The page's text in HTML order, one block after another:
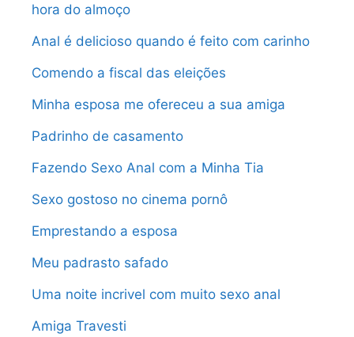
hora do almoço
Anal é delicioso quando é feito com carinho
Comendo a fiscal das eleições
Minha esposa me ofereceu a sua amiga
Padrinho de casamento
Fazendo Sexo Anal com a Minha Tia
Sexo gostoso no cinema pornô
Emprestando a esposa
Meu padrasto safado
Uma noite incrivel com muito sexo anal
Amiga Travesti